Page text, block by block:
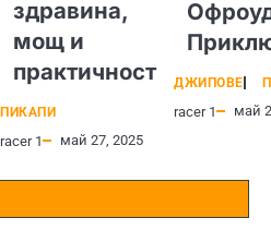
здравина,
мощ и
практичност
ПИКАПИ
racer 1 май 27, 2025
ДЖИПОВЕ
racer 1 май